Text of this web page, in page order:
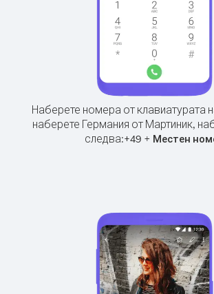
Наберете номера от клавиатурата
наберете Германия от Мартиник,
следва:+49 + Местен